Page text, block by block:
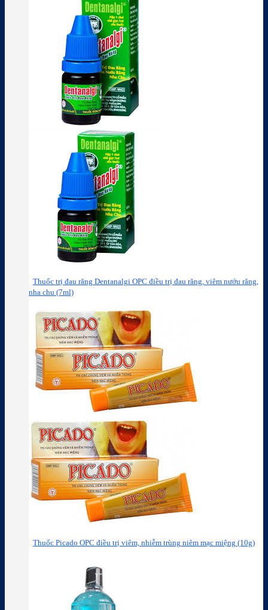
Thuốc trị đau răng Dentanalgi OPC điều trị đau răng, viêm nướu răng,
nha chu (7ml)
Thuốc Picado OPC điều trị viêm, nhiễm trùng niêm mạc miệng (10g)